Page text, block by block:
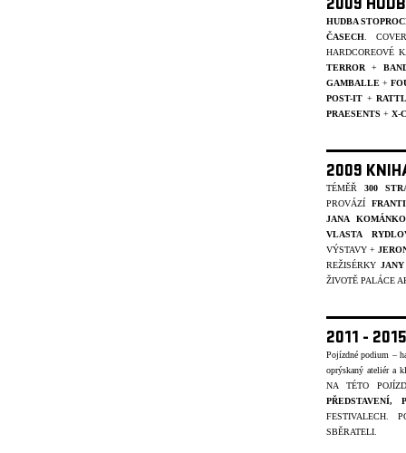
2009
HUDBA
ČASECH .
HARDCOREOVÉ
TERROR +
GAMBALLE +
POST-IT +
PRAESENTS + X-
2009
TÉMĚŘ 300
PROVÁZÍ
JANA
VLASTA
VÝSTAVY +
REŽISÉRKY
ŽIVOTĚ PALÁCE
2011 -
Pojízdné podium –
oprýskaný ateliér a
NA TÉTO
PŘEDSTAVENÍ,
FESTIVALECH.
SBĚRATELI.